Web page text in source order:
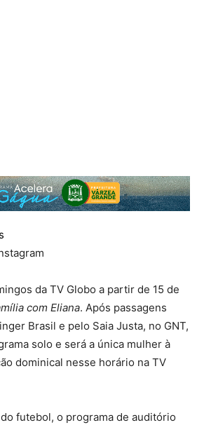
da TV Globo a partir de 15 de
com Eliana. Após passagens
Brasil e pelo Saia Justa, no GNT,
solo e será a única mulher à
dominical nesse horário na TV
futebol, o programa de auditório